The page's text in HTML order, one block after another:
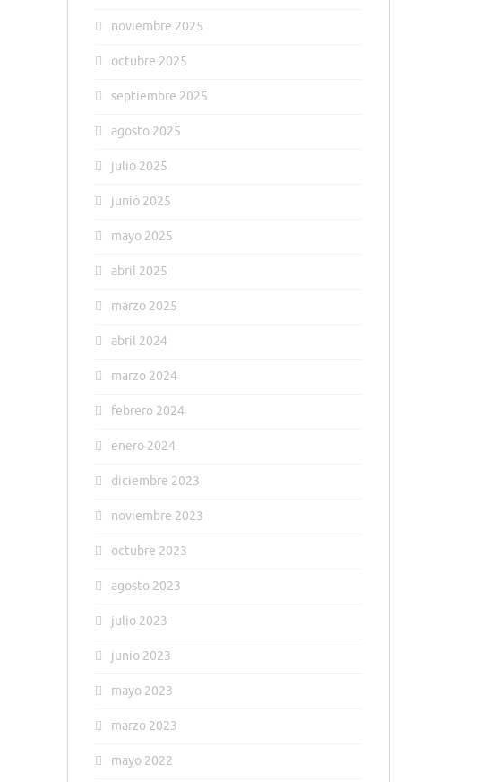
noviembre 2025
octubre 2025
septiembre 2025
agosto 2025
julio 2025
junio 2025
mayo 2025
abril 2025
marzo 2025
abril 2024
marzo 2024
febrero 2024
enero 2024
diciembre 2023
noviembre 2023
octubre 2023
agosto 2023
julio 2023
junio 2023
mayo 2023
marzo 2023
mayo 2022